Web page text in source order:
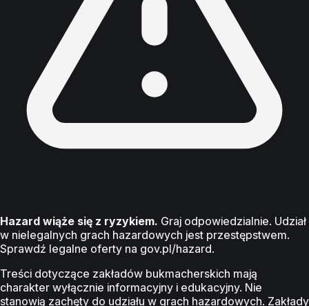
Hazard wiąże się z ryzykiem. Graj odpowiedzialnie. Udział
w nielegalnych grach hazardowych jest przestępstwem.
Sprawdź legalne oferty na gov.pl/hazard.
Treści dotyczące zakładów bukmacherskich mają
charakter wyłącznie informacyjny i edukacyjny. Nie
stanowią zachęty do udziału w grach hazardowych. Zakłady